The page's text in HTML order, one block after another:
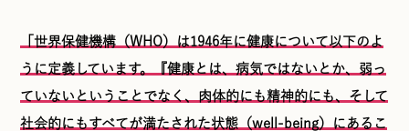
「世界保健機構（WHO）は1946年に健康について以下のよ
うに定義しています。『健康とは、病気ではないとか、弱っ
ていないということでなく、肉体的にも精神的にも、そして
社会的にもすべてが満たされた状態（well-being）にあるこ